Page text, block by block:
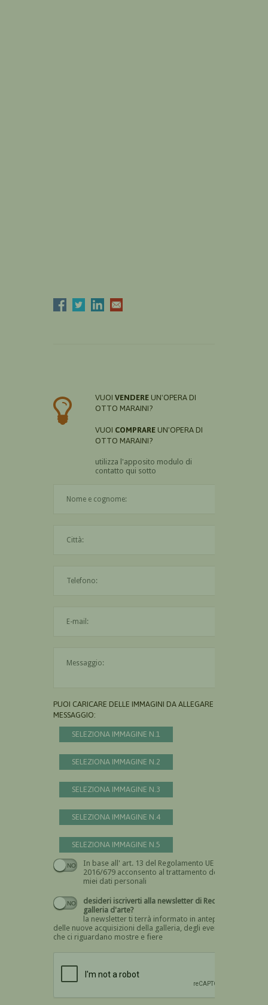
VUOI VENDERE UN'OPERA DI
OTTO MARAINI?
VUOI COMPRARE UN'OPERA DI
OTTO MARAINI?
utilizza l'apposito modulo di
contatto qui sotto
PUOI CARICARE DELLE IMMAGINI DA ALLEGARE AL
MESSAGGIO:
SELEZIONA IMMAGINE N.1
SELEZIONA IMMAGINE N.2
SELEZIONA IMMAGINE N.3
SELEZIONA IMMAGINE N.4
SELEZIONA IMMAGINE N.5
In base all' art. 13 del Regolamento UE n.
2016/679 acconsento al trattamento dei
miei dati personali
Devi dare il consenso
desideri iscriverti alla newsletter di Recta
galleria d'arte?
la newsletter ti terrà informato in anteprima
delle nuove acquisizioni della galleria, degli eventi
che ci riguardano mostre e fiere